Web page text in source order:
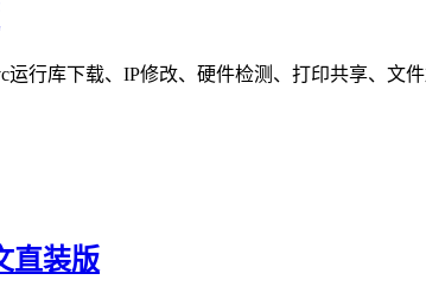
行库下载、IP修改、硬件检测、打印共享、文
直装版